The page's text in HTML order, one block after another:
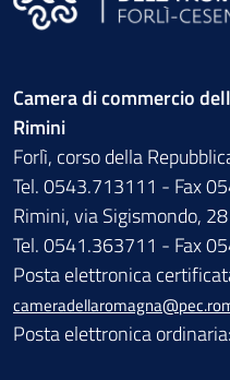
Camera di commercio
Rimini
Forlì, corso della
Tel. 0543.713111 - Fax
Rimini, via Sigismondo,
Tel. 0541.363711 - Fax
Posta elettronica
Posta elettronica ordinaria: